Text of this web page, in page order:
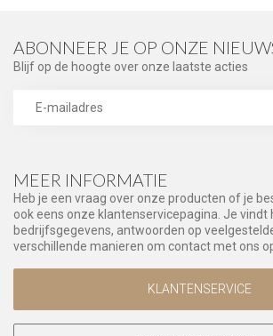
MEER INFORMATIE
Heb je een vraag over onze producten of je
ook eens onze klantenservicepagina. Je vindt
bedrijfsgegevens, antwoorden op
verschillende manieren om contact met ons
KLANTENSERVICE
ABONNEER JE OP ONZE
Blijf op de hoogte over onze laatste acties